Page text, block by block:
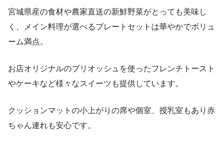
宮城県産の食材や農家直送の新鮮野菜がとっても美味し
く、メイン料理が選べるプレートセットは華やかでボリュ
ーム満点。
お店オリジナルのブリオッシュを使ったフレンチトースト
やケーキなど様々なスイーツも提供しています。
クッションマットの小上がりの席や個室、授乳室もあり赤
ちゃん連れも安心です。